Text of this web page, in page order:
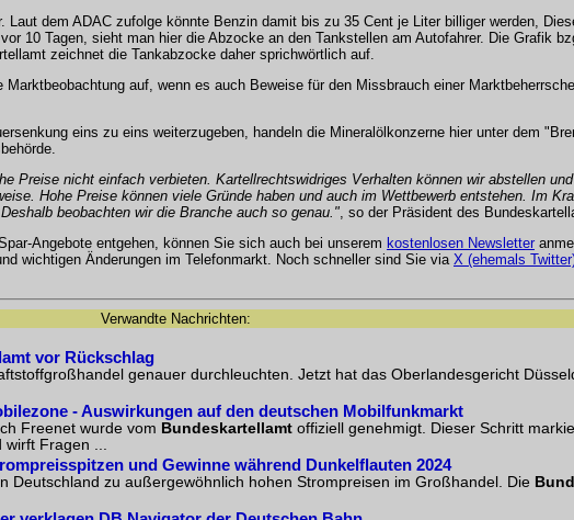
dem ADAC zufolge könnte Benzin damit bis zu 35 Cent je Liter billiger werden,
10 Tagen, sieht man hier die Abzocke an den Tankstellen am Autofahrer. Die Grafik
zeichnet die Tankabzocke daher sprichwörtlich auf.
auf, wenn es auch Beweise für den Missbrauch einer
eins zu eins weiterzugeben, handeln die Mineralölkonzerne hier unter dem
Preise nicht einfach verbieten. Kartellrechtswidriges Verhalten können wir abstellen
Hohe Preise können viele Gründe haben und auch im Wettbewerb entstehen. Im
beobachten wir die Branche auch so genau." , so der Präsident des
Angebote entgehen, können Sie sich auch bei unserem kostenlosen Newsletter
wichtigen Änderungen im Telefonmarkt. Noch schneller sind Sie via X (ehemals
Verwandte Nachrichten:
vor Rückschlag
genauer durchleuchten. Jetzt hat das Oberlandesgericht
- Auswirkungen auf den deutschen Mobilfunkmarkt
Freenet wurde vom Bundeskartellamt offiziell genehmigt. Dieser Schritt
wirft Fragen ...
und Gewinne während Dunkelflauten 2024
Deutschland zu außergewöhnlich hohen Strompreisen im Großhandel. Die